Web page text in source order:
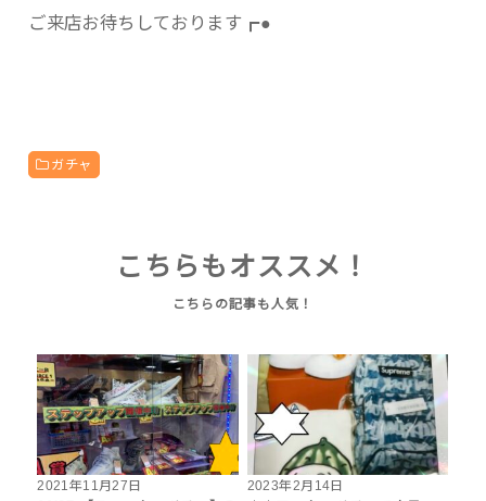
ご来店お待ちしております┏●
ガチャ
こちらもオススメ！
2021年11月27日
2023年2月14日